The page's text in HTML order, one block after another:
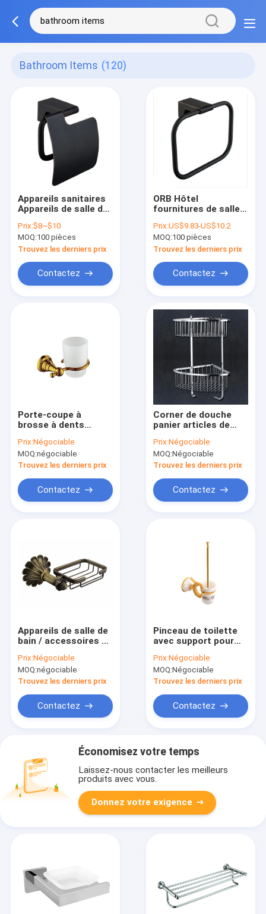
Bathroom Items (120)
Appareils sanitaires
Appareils de salle de
de salle de bain
Prix:$8~$10
MOQ:100 pièces
Trouvez les derniers prix
Contactez
ORB Hôtel
fournitures de salle
anneau de serviette
murale monté
serviette soutif
articles de salle de
bains
Prix:US$9.83-US$10.2
MOQ:100 pièces
Trouvez les derniers prix
Contactez
Porte-coupe à
brosse à dents
bain dorés Longue
durée de vie
Prix:Négociable
MOQ:négociable
Trouvez les derniers prix
Contactez
Corner de douche
panier articles de
en acier inoxydable
satiné
Prix:Négociable
MOQ:Négociable
Trouvez les derniers prix
Contactez
Appareils de salle de
bain / accessoires de
savon antique
plaquée en laiton
Prix:Négociable
MOQ:négociable
Trouvez les derniers prix
Contactez
Pinceau de toilette
avec support pour
de bain
Prix:Négociable
MOQ:Négociable
Trouvez les derniers prix
Contactez
Économisez votre temps
Laissez-nous contacter les meilleurs
produits avec vous.
Donnez votre exigence